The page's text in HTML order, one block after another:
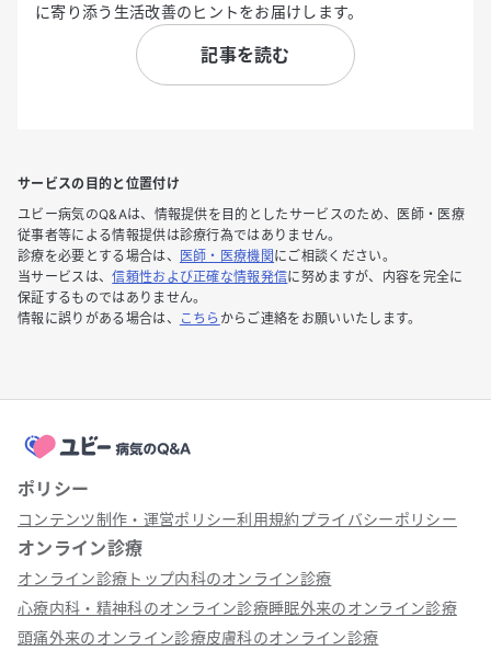
に寄り添う生活改善のヒントをお届けします。
記事を読む
サービスの目的と位置付け
ユビー病気のQ&Aは、情報提供を目的としたサービスのため、医師・医療
従事者等による情報提供は診療行為ではありません。
診療を必要とする場合は、
医師・医療機関 にご相談ください。
当サービスは、信頼性および正確な情報発信に努めますが、内容を完全に
保証するものではありません。
情報に誤りがある場合は、
こちら からご連絡をお願いいたします。
ポリシー
コンテンツ制作・運営ポリシー利用規約プライバシーポリシー
オンライン診療
オンライン診療トップ内科のオンライン診療
心療内科・精神科のオンライン診療睡眠外来のオンライン診療
頭痛外来のオンライン診療皮膚科のオンライン診療